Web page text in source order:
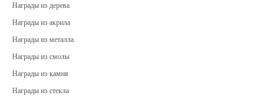
Награды из дерева
Награды из акрила
Награды из металла
Награды из смолы
Награды из камня
Награды из стекла